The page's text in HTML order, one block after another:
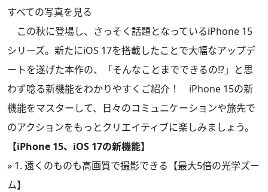
すべての写真を見る
この秋に登場し、さっそく話題となっているiPhone 15
シリーズ。新たにiOS 17を搭載したことで大幅なアップデ
ートを遂げた本作の、「そんなことまでできるの!?」と思
わず唸る新機能をわかりやすくご紹介！ iPhone 15の新
機能をマスターして、日々のコミュニケーションや旅先で
のアクションをもっとクリエイティブに楽しみましょう。
【iPhone 15、iOS 17の新機能】
» 1. 遠くのものも高画質で撮影できる【最大5倍の光学ズー
ム】